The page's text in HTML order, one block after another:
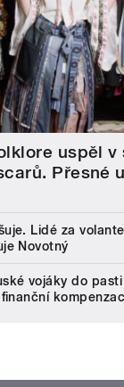
uspěl v
Přesné
Lidé za
Novotný
vojáky do